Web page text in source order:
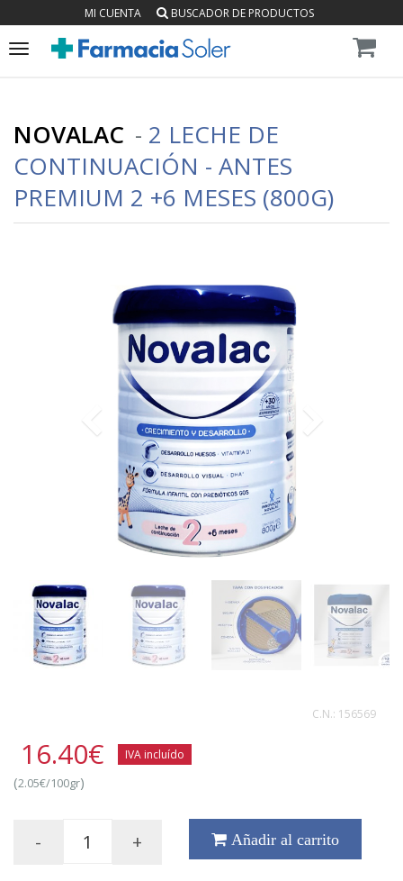
MI CUENTA BUSCADOR DE PRODUCTOS
Toggle
NOVALAC - 2 LECHE DE
CONTINUACIÓN - ANTES
PREMIUM 2 +6 MESES (800G)
C.N.: 156569
16.40€ IVA incluído
(2.05€/100gr)
- + Añadir al carrito